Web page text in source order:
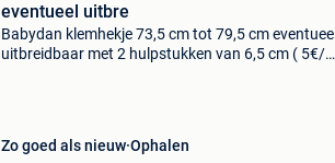
eventueel uitbre
Babydan klemhekje 73,5 cm tot 79,5 cm eventueel
uitbreidbaar met 2 hulpstukken van 6,5 cm ( 5€/
Zo goed als nieuw Ophalen